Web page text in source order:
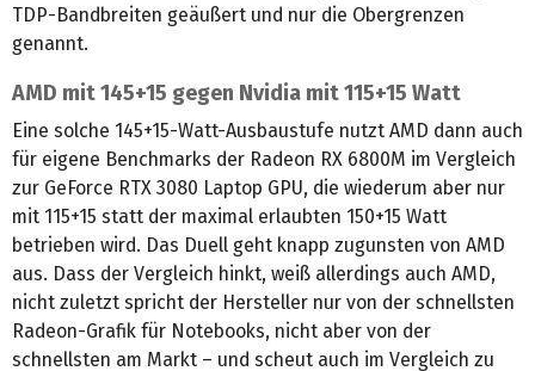
TDP-Bandbreiten geäußert und nur die Obergrenzen
genannt.
AMD mit 145+15 gegen Nvidia mit 115+15 Watt
Eine solche 145+15-Watt-Ausbaustufe nutzt AMD dann auch
für eigene Benchmarks der Radeon RX 6800M im Vergleich
zur GeForce RTX 3080 Laptop GPU, die wiederum aber nur
mit 115+15 statt der maximal erlaubten 150+15 Watt
betrieben wird. Das Duell geht knapp zugunsten von AMD
aus. Dass der Vergleich hinkt, weiß allerdings auch AMD,
nicht zuletzt spricht der Hersteller nur von der schnellsten
Radeon-Grafik für Notebooks, nicht aber von der
schnellsten am Markt – und scheut auch im Vergleich zu